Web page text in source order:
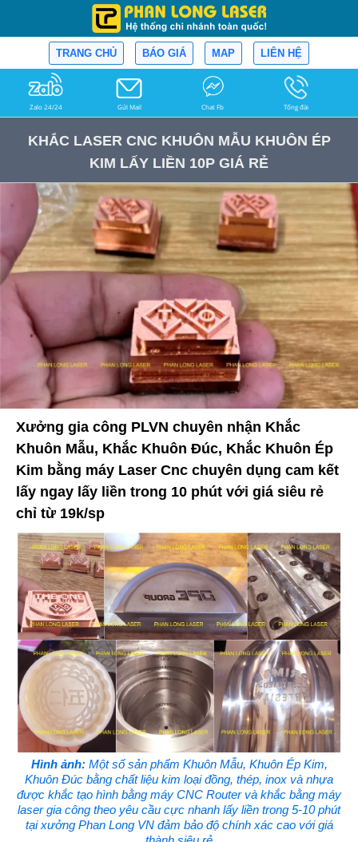
TRANG CHỦ BÁO GIÁ MAP LIÊN HỆ
Zalo 24/24 Gửi Mail Chat Fb Tổng đài
KHẮC LASER CNC KHUÔN MẪU KHUÔN ÉP
KIM LẤY LIỀN 10P GIÁ RẺ
Xưởng gia công PLVN chuyên nhận Khắc
Khuôn Mẫu, Khắc Khuôn Đúc, Khắc Khuôn Ép
Kim bằng máy Laser Cnc chuyên dụng cam kết
lấy ngay lấy liền trong 10 phút với giá siêu rẻ
chỉ từ 19k/sp
Hình ảnh:Một số sản phẩm Khuôn Mẫu, Khuôn Ép Kim,
Khuôn Đúc bằng chất liệu kim loại đồng, thép, inox và nhựa
được khắc tạo hình bằng máy CNC Router và khắc bằng máy
laser gia công theo yêu cầu cực nhanh lấy liền trong 5-10 phút
tại xưởng Phan Long VN đảm bảo độ chính xác cao với giá